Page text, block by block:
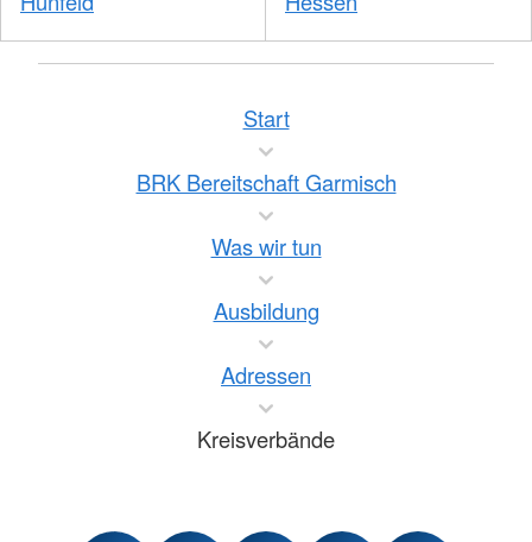
Start
BRK Bereitschaft Garmisch
Was wir tun
Ausbildung
Adressen
Kreisverbände